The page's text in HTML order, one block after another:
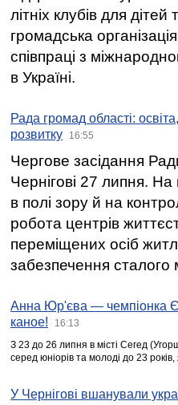
літніх клубів для
громадська
співпраці з
в Україні.
Рада громад області:
розвитку
16:55
Чергове засідання
Чернігові 27 липня.
в полі зору й на
робота центрів
переміщених осіб
забезпечення сталого
Анна Юр'єва — чемпіонка
каное!
16:13
З 23 до 26 липня в місті Сегед
серед юніорів та молоді до 23
У Чернігові вшанували